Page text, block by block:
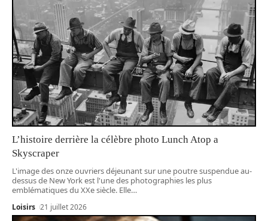
L’histoire derrière la célèbre photo Lunch Atop a
Skyscraper
L'image des onze ouvriers déjeunant sur une poutre suspendue au-
dessus de New York est l'une des photographies les plus
emblématiques du XXe siècle. Elle…
Loisirs 21 juillet 2026